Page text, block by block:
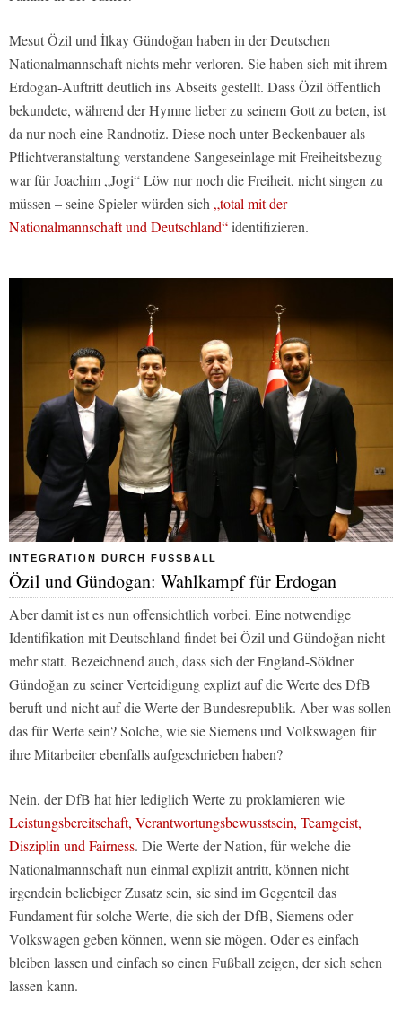
Mesut Özil und İlkay Gündoğan haben in der Deutschen
Nationalmannschaft nichts mehr verloren. Sie haben sich mit ihrem
Erdogan-Auftritt deutlich ins Abseits gestellt. Dass Özil öffentlich
bekundete, während der Hymne lieber zu seinem Gott zu beten, ist
da nur noch eine Randnotiz. Diese noch unter Beckenbauer als
Pflichtveranstaltung verstandene Sangeseinlage mit Freiheitsbezug
war für Joachim „Jogi“ Löw nur noch die Freiheit, nicht singen zu
müssen – seine Spieler würden sich „total mit der
Nationalmannschaft und Deutschland“identifizieren.
INTEGRATION DURCH FUSSBALL
Özil und Gündogan: Wahlkampf für Erdogan
Aber damit ist es nun offensichtlich vorbei. Eine notwendige
Identifikation mit Deutschland findet bei Özil und Gündoğan nicht
mehr statt. Bezeichnend auch, dass sich der England-Söldner
Gündoğan zu seiner Verteidigung explizt auf die Werte des DfB
beruft und nicht auf die Werte der Bundesrepublik. Aber was sollen
das für Werte sein? Solche, wie sie Siemens und Volkswagen für
ihre Mitarbeiter ebenfalls aufgeschrieben haben?
Nein, der DfB hat hier lediglich Werte zu proklamieren wie
Leistungsbereitschaft, Verantwortungsbewusstsein, Teamgeist,
Disziplin und Fairness. Die Werte der Nation, für welche die
Nationalmannschaft nun einmal explizit antritt, können nicht
irgendein beliebiger Zusatz sein, sie sind im Gegenteil das
Fundament für solche Werte, die sich der DfB, Siemens oder
Volkswagen geben können, wenn sie mögen. Oder es einfach
bleiben lassen und einfach so einen Fußball zeigen, der sich sehen
lassen kann.